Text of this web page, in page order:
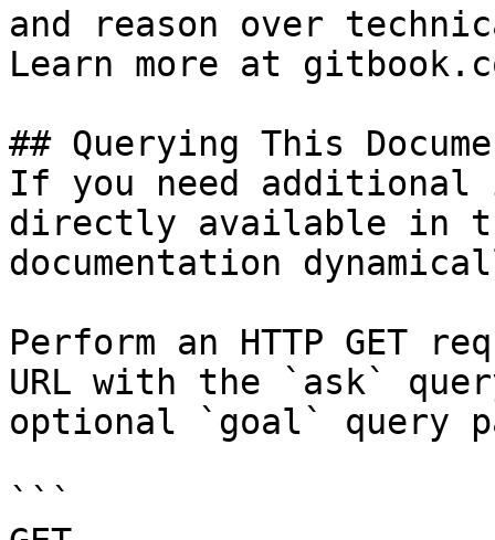
and reason over
Learn more at
## Querying This
If you need
directly available in
documentation
Perform an HTTP GET
URL with the `ask`
optional `goal` query
```